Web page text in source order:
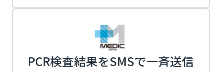
PCR検査結果をSMSで一斉送信